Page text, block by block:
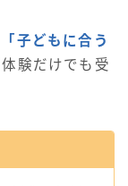
子どもに合う
験だけでも受